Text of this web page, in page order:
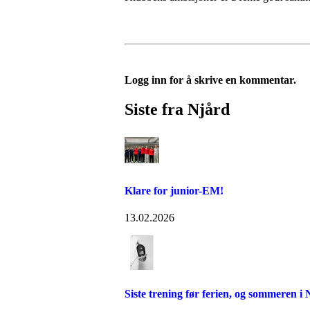
Logg inn for å skrive en kommentar.
Siste fra Njård
Klare for junior-EM!
13.02.2026
Siste trening før ferien, og sommeren i